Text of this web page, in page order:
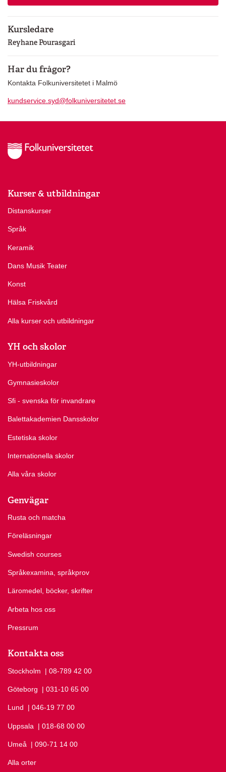
Kursledare
Reyhane Pourasgari
Har du frågor?
Kontakta Folkuniversitetet i Malmö
kundservice.syd@folkuniversitetet.se
Kurser & utbildningar
Distanskurser
Språk
Keramik
Dans Musik Teater
Konst
Hälsa Friskvård
Alla kurser och utbildningar
YH och skolor
YH-utbildningar
Gymnasieskolor
Sfi - svenska för invandrare
Balettakademien Dansskolor
Estetiska skolor
Internationella skolor
Alla våra skolor
Genvägar
Rusta och matcha
Föreläsningar
Swedish courses
Språkexamina, språkprov
Läromedel, böcker, skrifter
Arbeta hos oss
Pressrum
Kontakta oss
Stockholm Ring Stockholm på
| 08-789 42 00
Göteborg Ring Göteborg på
| 031-10 65 00
Lund Ring Lund på
| 046-19 77 00
Uppsala Ring Uppsala på
| 018-68 00 00
Umeå Ring Umeå på
| 090-71 14 00
Alla orter